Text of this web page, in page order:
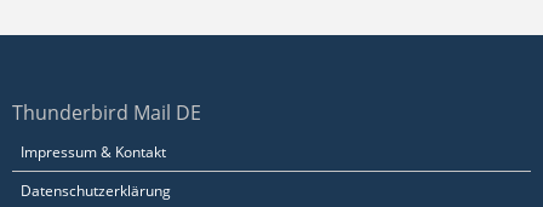
Thunderbird Mail DE
Impressum & Kontakt
Datenschutzerklärung